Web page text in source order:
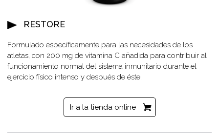
RESTORE
Formulado específicamente para las necesidades de los
atletas, con 200 mg de vitamina C añadida para contribuir al
funcionamiento normal del sistema inmunitario durante el
ejercicio físico intenso y después de éste.
Ir a la tienda online